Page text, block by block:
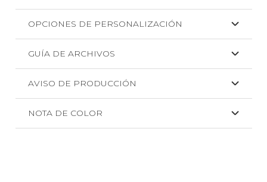
OPCIONES DE PERSONALIZACIÓN
GUÍA DE ARCHIVOS
AVISO DE PRODUCCIÓN
NOTA DE COLOR